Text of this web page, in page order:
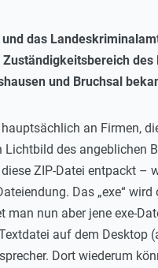
das
und Bruchsal
an Firmen,
des angeblichen
diese ZIP-Datei entpackt
Das „exe“
nun aber jene exe-
auf dem Desktop
Dort wiederum